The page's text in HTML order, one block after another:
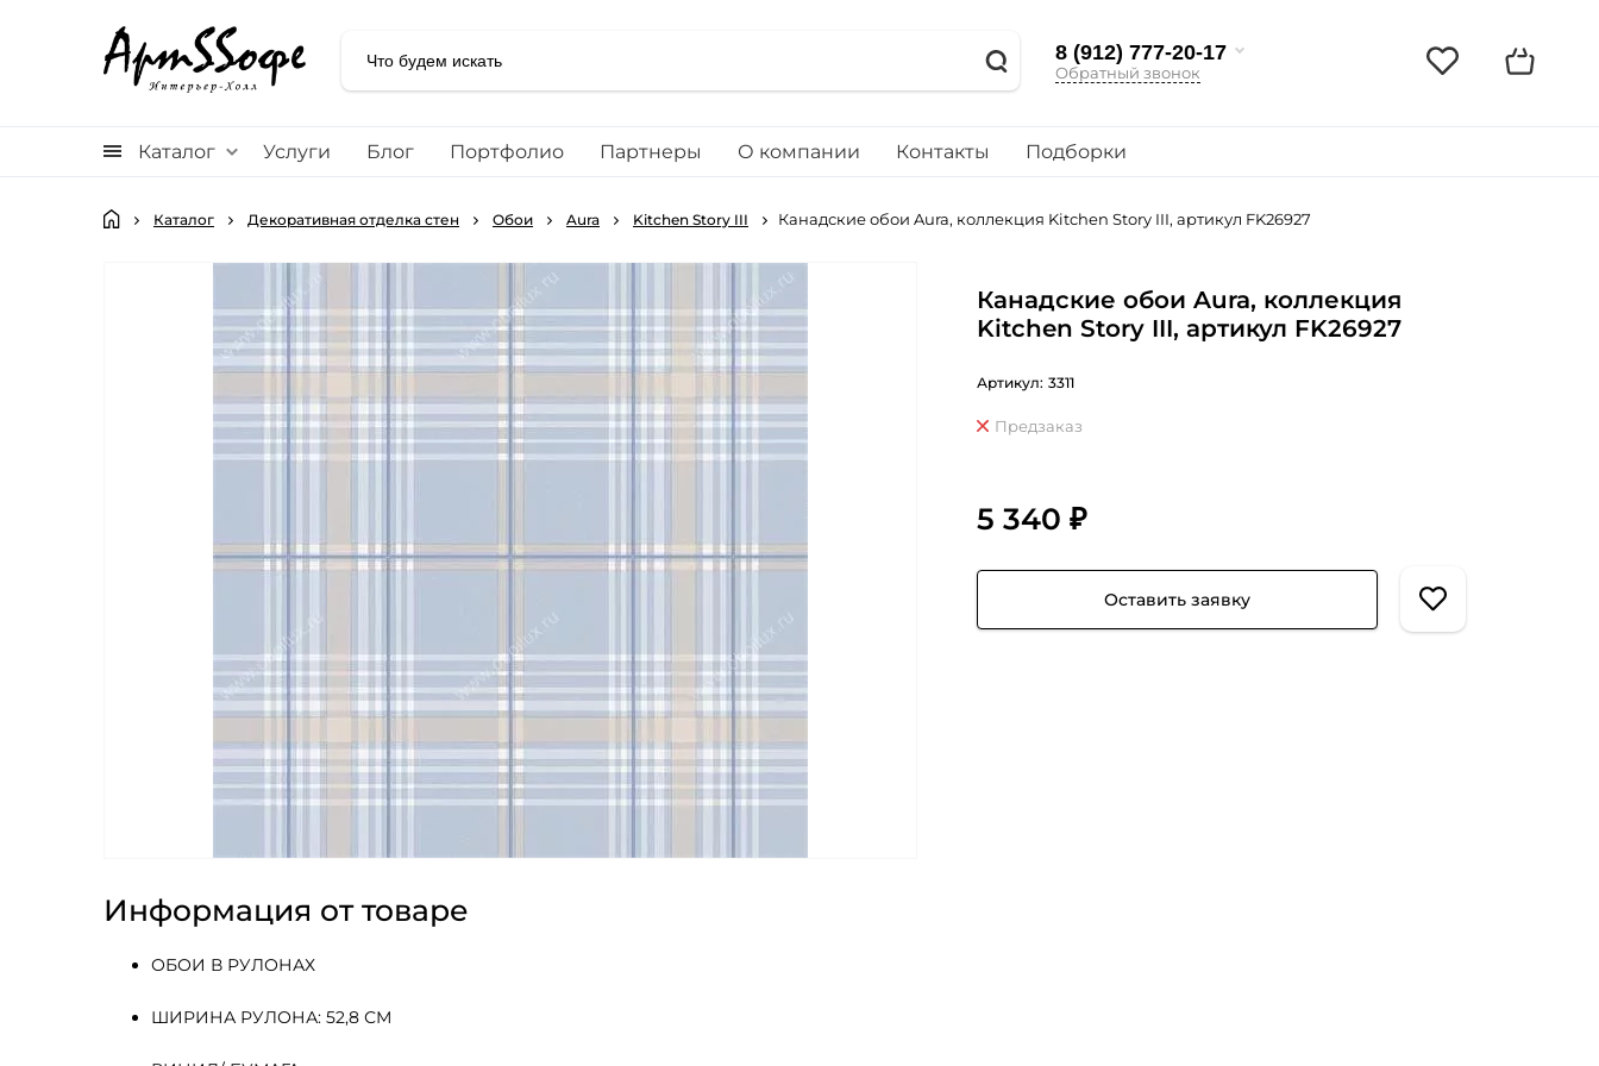
8 (912) 777-20-17
Обратный звонок
Каталог Услуги Блог Портфолио Партнеры О компании Контакты Подборки
Каталог Декоративная отделка стен Обои Aura Kitchen Story III Канадские обои Aura, коллекция Kitchen Story III, артикул FK26927
Информация от товаре
ОБОИ В РУЛОНАХ
ШИРИНА РУЛОНА: 52,8 СМ
Канадские обои Aura, коллекция
Kitchen Story III, артикул FK26927
Артикул: 3311
Предзаказ
5 340 ₽
Оставить заявку